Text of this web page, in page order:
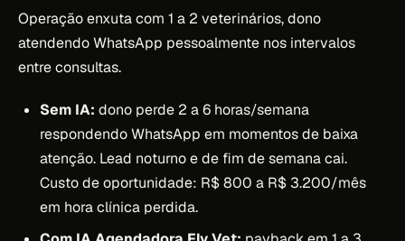
Operação enxuta com 1 a 2 veterinários, dono
atendendo WhatsApp pessoalmente nos intervalos
entre consultas.
Sem IA: dono perde 2 a 6 horas/semana
respondendo WhatsApp em momentos de baixa
atenção. Lead noturno e de fim de semana cai.
Custo de oportunidade: R$ 800 a R$ 3.200/mês
em hora clínica perdida.